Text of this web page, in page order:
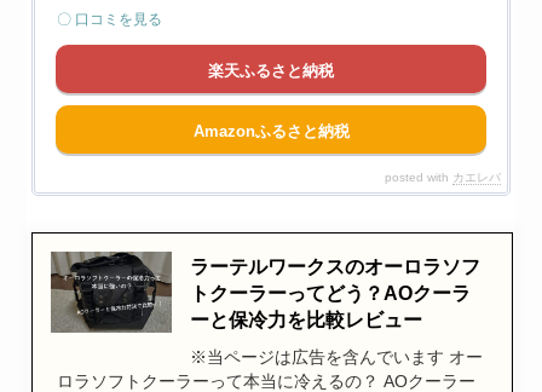
posted with カエレバ
〇 口コミを見る
楽天ふるさと納税
Amazonふるさと納税
ラーテルワークスのオーロラソフ
トクーラーってどう？AOクーラ
ーと保冷力を比較レビュー
※当ページは広告を含んでいます オー
ロラソフトクーラーって本当に冷えるの？ AOクーラー